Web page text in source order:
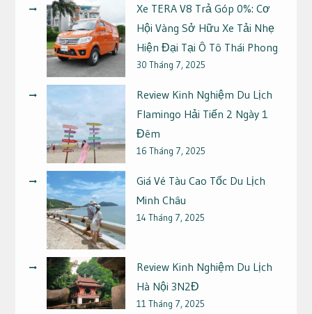
Xe TERA V8 Trả Góp 0%: Cơ
Hội Vàng Sở Hữu Xe Tải Nhẹ
Hiện Đại Tại Ô Tô Thái Phong
30 Tháng 7, 2025
Review Kinh Nghiệm Du Lịch
Flamingo Hải Tiến 2 Ngày 1
Đêm
16 Tháng 7, 2025
Giá Vé Tàu Cao Tốc Du Lịch
Minh Châu
14 Tháng 7, 2025
Review Kinh Nghiệm Du Lịch
Hà Nội 3N2Đ
11 Tháng 7, 2025